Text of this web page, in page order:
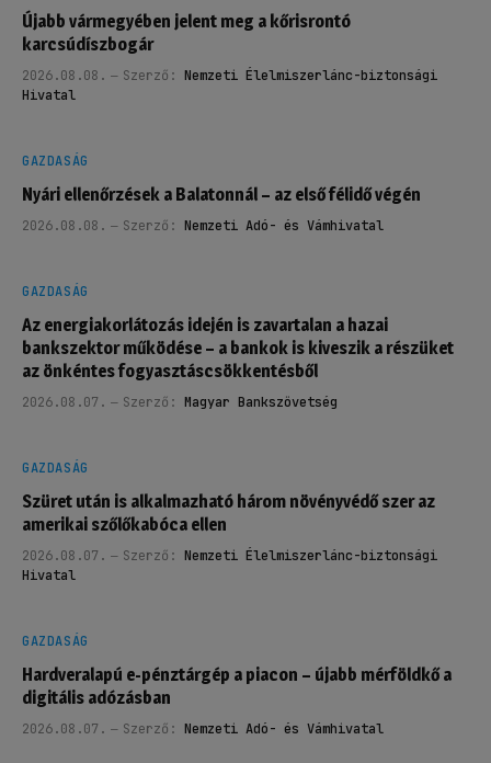
Újabb vármegyében jelent meg a kőrisrontó
karcsúdíszbogár
2026.08.08. Szerző: Nemzeti Élelmiszerlánc-biztonsági
Hivatal
GAZDASÁG
Nyári ellenőrzések a Balatonnál – az első félidő végén
2026.08.08. Szerző: Nemzeti Adó- és Vámhivatal
GAZDASÁG
Az energiakorlátozás idején is zavartalan a hazai
bankszektor működése – a bankok is kiveszik a részüket
az önkéntes fogyasztáscsökkentésből
2026.08.07. Szerző: Magyar Bankszövetség
GAZDASÁG
Szüret után is alkalmazható három növényvédő szer az
amerikai szőlőkabóca ellen
2026.08.07. Szerző: Nemzeti Élelmiszerlánc-biztonsági
Hivatal
GAZDASÁG
Hardveralapú e-pénztárgép a piacon – újabb mérföldkő a
digitális adózásban
2026.08.07. Szerző: Nemzeti Adó- és Vámhivatal